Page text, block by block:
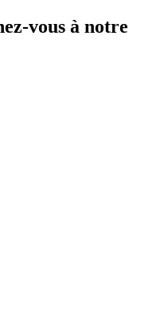
vous à notre